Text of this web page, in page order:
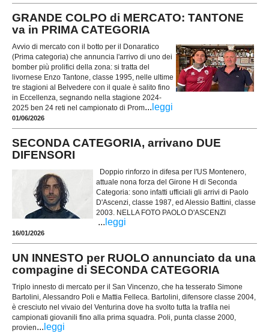
GRANDE COLPO di MERCATO: TANTONE
va in PRIMA CATEGORIA
Avvio di mercato con il botto per il Donaratico
(Prima categoria) che annuncia l'arrivo di uno dei
bomber più prolifici della zona: si tratta del
livornese Enzo Tantone, classe 1995, nelle ultime
tre stagioni al Belvedere con il quale è salito fino
in Eccellenza, segnando nella stagione 2024-
2025 ben 24 reti nel campionato di Prom... leggi
01/06/2026
SECONDA CATEGORIA, arrivano DUE
DIFENSORI
Doppio rinforzo in difesa per l'US Montenero,
attuale nona forza del Girone H di Seconda
Categoria: sono infatti ufficiali gli arrivi di Paolo
D'Ascenzi, classe 1987, ed Alessio Battini, classe
2003. NELLA FOTO PAOLO D'ASCENZI
... leggi
16/01/2026
UN INNESTO per RUOLO annunciato da una
compagine di SECONDA CATEGORIA
Triplo innesto di mercato per il San Vincenzo, che ha tesserato Simone
Bartolini, Alessandro Poli e Mattia Felleca. Bartolini, difensore classe 2004,
è cresciuto nel vivaio del Venturina dove ha svolto tutta la trafila nei
campionati giovanili fino alla prima squadra. Poli, punta classe 2000,
provien... leggi